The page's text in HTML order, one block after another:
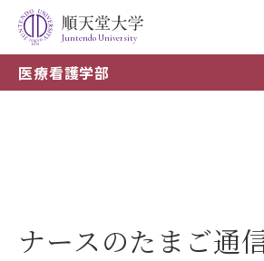
Juntendo University
医療看護学部
ナースのたまご通